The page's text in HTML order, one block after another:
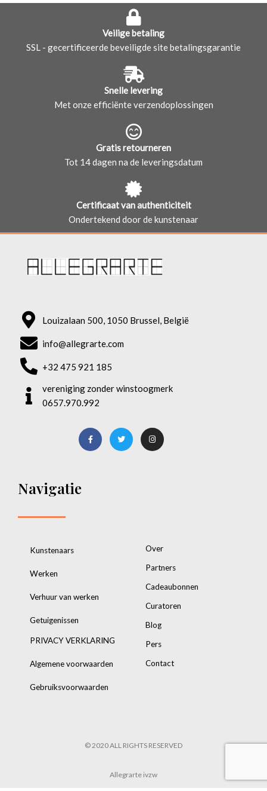
Veilige betaling
SSL - gecertificeerde beveiligde site betalingsgarantie
Snelle levering
Met onze efficiënte verzendoplossingen
Gratis retourneren
Tot 14 dagen na de leveringsdatum
Certificaat van authenticiteit
Ondertekend door de kunstenaar
Louizalaan 500, 1050 Brussel, België
info@allegrarte.com
+32 475 921 185
vereniging zonder winstoogmerk
0657.970.992
Navigatie
Kunstenaars
Werken
Verhuur van werken
Getuigenissen
PRIVACY VERKLARING
Algemene voorwaarden
Gebruiksvoorwaarden
Over
Partners
Cadeaubonnen
Curatoren
Blog
Pers
Contact
© 2020 ALL RIGHTS RESERVED
Allegrarte ivzw